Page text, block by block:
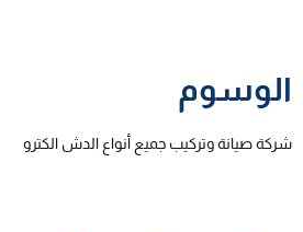
الوسوم
شركة صيانة وتركيب جميع أنواع الدش الكترو